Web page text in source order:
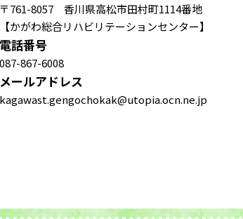
〒761-8057 香川県高松市田村町1114番地
【かがわ総合リハビリテーションセンター】
電話番号
087-867-6008
メールアドレス
kagawast.gengochokak@utopia.ocn.ne.jp